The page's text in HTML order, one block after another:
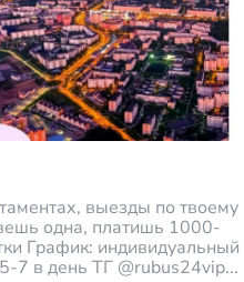
выезды по твоему
одна, платишь 1000-
График: индивидуальный
7 в день ТГ @rubus24vip...